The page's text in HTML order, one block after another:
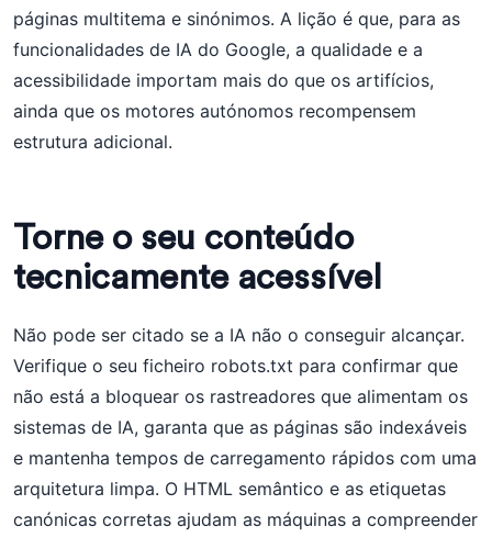
páginas multitema e sinónimos. A lição é que, para as
funcionalidades de IA do Google, a qualidade e a
acessibilidade importam mais do que os artifícios,
ainda que os motores autónomos recompensem
estrutura adicional.
Torne o seu conteúdo
tecnicamente acessível
Não pode ser citado se a IA não o conseguir alcançar.
Verifique o seu ficheiro robots.txt para confirmar que
não está a bloquear os rastreadores que alimentam os
sistemas de IA, garanta que as páginas são indexáveis
e mantenha tempos de carregamento rápidos com uma
arquitetura limpa. O HTML semântico e as etiquetas
canónicas corretas ajudam as máquinas a compreender